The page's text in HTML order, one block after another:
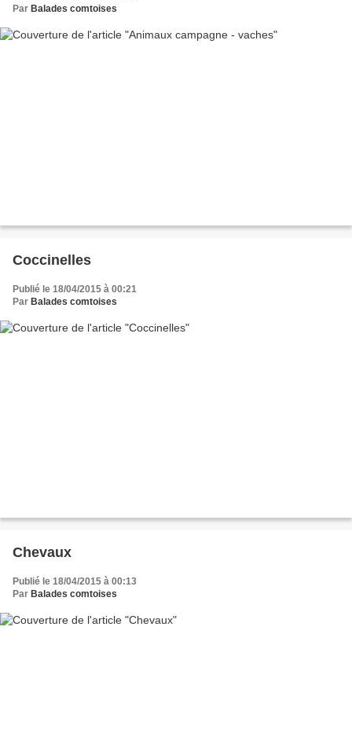
Par Balades comtoises
Coccinelles
Publié le 18/04/2015 à 00:21
Par Balades comtoises
Chevaux
Publié le 18/04/2015 à 00:13
Par Balades comtoises